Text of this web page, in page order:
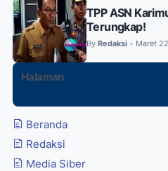
TPP ASN
Terungkap!
By Redaksi • Maret
Halaman
Beranda
Redaksi
Media Siber